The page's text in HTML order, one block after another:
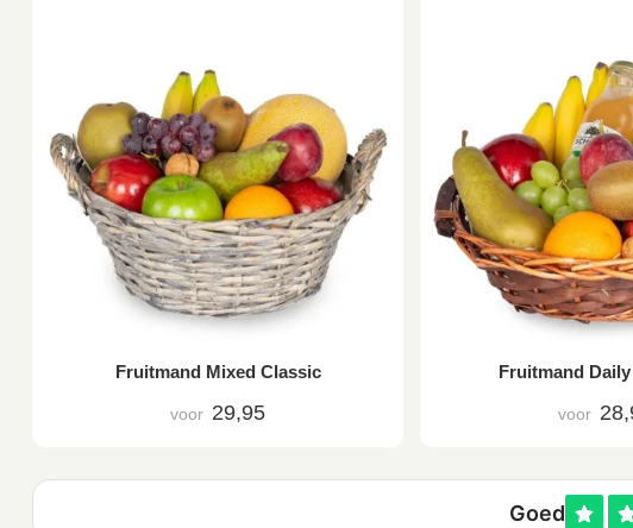
Fruitmand Mixed Classic
voor 29,95
Fruitmand
voor